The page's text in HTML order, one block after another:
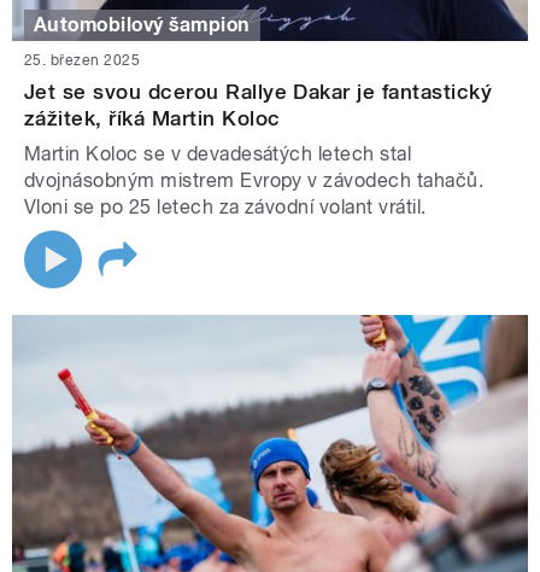
Automobilový šampion
25. březen 2025
Jet se svou dcerou Rallye Dakar je fantastický
zážitek, říká Martin Koloc
Martin Koloc se v devadesátých letech stal
dvojnásobným mistrem Evropy v závodech tahačů.
Vloni se po 25 letech za závodní volant vrátil.